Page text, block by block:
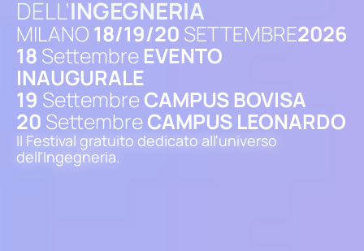
DELL’INGEGNERIA
MILANO 18/19/20 SETTEMBRE2026
18 Settembre EVENTO
INAUGURALE
19 SettembreCAMPUS BOVISA
20 SettembreCAMPUS LEONARDO
Il Festival gratuito dedicato all'universo
dell'Ingegneria.